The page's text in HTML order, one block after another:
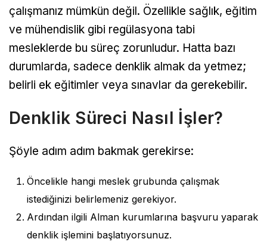
çalışmanız mümkün değil. Özellikle sağlık, eğitim
ve mühendislik gibi regülasyona tabi
mesleklerde bu süreç zorunludur. Hatta bazı
durumlarda, sadece denklik almak da yetmez;
belirli ek eğitimler veya sınavlar da gerekebilir.
Denklik Süreci Nasıl İşler?
Şöyle adım adım bakmak gerekirse:
Öncelikle hangi meslek grubunda çalışmak
istediğinizi belirlemeniz gerekiyor.
Ardından ilgili Alman kurumlarına başvuru yaparak
denklik işlemini başlatıyorsunuz.